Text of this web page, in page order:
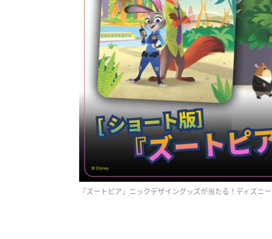
『ズートピア』ニックデザイングッズが当たる！ディズニ